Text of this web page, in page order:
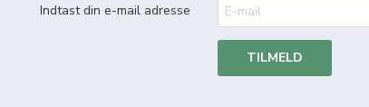
Indtast din e-mail adresse
TILMELD